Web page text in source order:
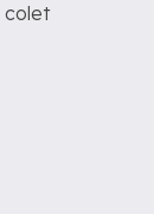
colet